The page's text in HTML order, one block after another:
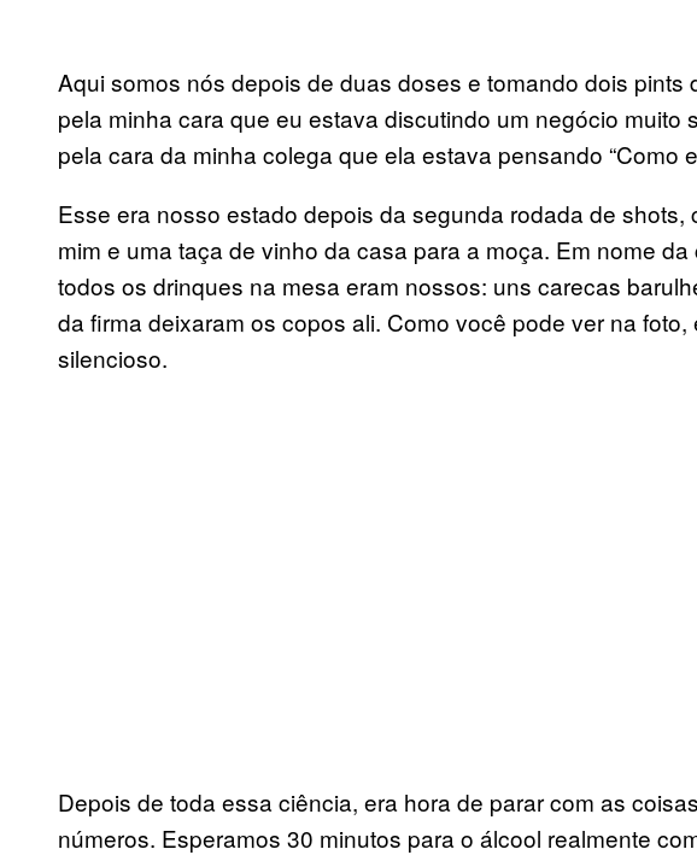
Aqui somos nós depois de duas doses e tomando dois pints
pela minha cara que eu estava discutindo um negócio muito
pela cara da minha colega que ela estava pensando “Como
Esse era nosso estado depois da segunda rodada de shots,
mim e uma taça de vinho da casa para a moça. Em nome
todos os drinques na mesa eram nossos: uns carecas
da firma deixaram os copos ali. Como você pode ver na
silencioso.
Depois de toda essa ciência, era hora de parar com as
números. Esperamos 30 minutos para o álcool realmente